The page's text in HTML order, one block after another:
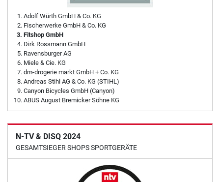
Adolf Würth GmbH & Co. KG
Fischerwerke GmbH & Co. KG
Fitshop GmbH
Dirk Rossmann GmbH
Ravensburger AG
Miele & Cie. KG
dm-drogerie markt GmbH + Co. KG
Andreas Stihl AG & Co. KG (STIHL)
Canyon Bicycles GmbH (Canyon)
ABUS August Bremicker Söhne KG
N-TV & DISQ 2024
GESAMTSIEGER SHOPS SPORTGERÄTE